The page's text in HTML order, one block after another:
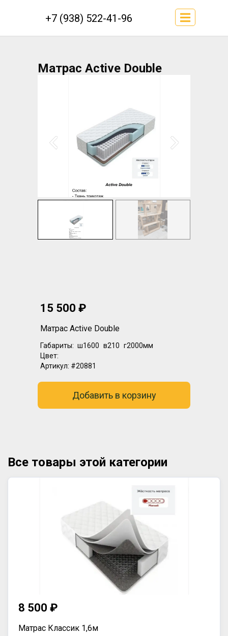
+7 (938) 522-41-96
Матрас Active Double
15 500 ₽
Матрас Active Double
Габариты: ш1600 в210 г2000мм
Цвет:
Артикул: #20881
Добавить в корзину
Все товары этой категории
8 500 ₽
Матрас Классик 1,6м